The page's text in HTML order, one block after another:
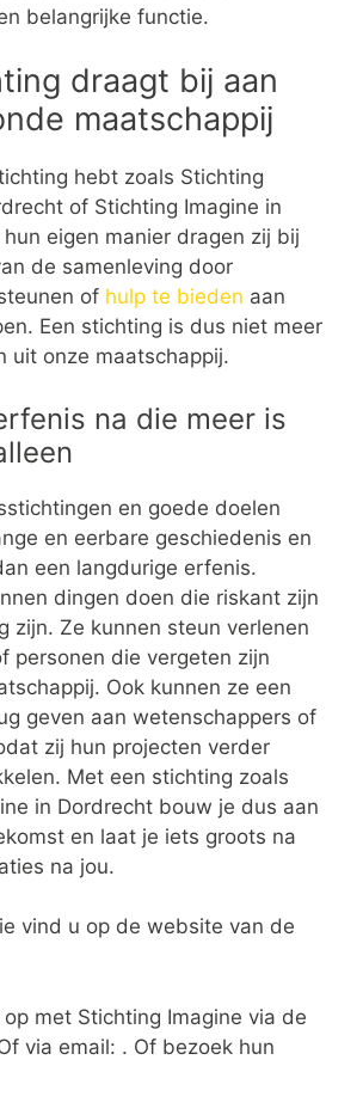
belangrijke functie.
draagt bij aan
maatschappij
hebt zoals Stichting
of Stichting Imagine in
eigen manier dragen zij bij
de samenleving door
of hulp te bieden aan
Een stichting is dus niet meer
uit onze maatschappij.
na die meer is
en goede doelen
en eerbare geschiedenis en
een langdurige erfenis.
dingen doen die riskant zijn
zijn. Ze kunnen steun verlenen
personen die vergeten zijn
Ook kunnen ze een
geven aan wetenschappers of
zij hun projecten verder
Met een stichting zoals
in Dordrecht bouw je dus aan
en laat je iets groots na
na jou.
vind u op de website van de
met Stichting Imagine via de
via email: . Of bezoek hun